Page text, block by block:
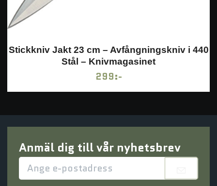
Stickkniv Jakt 23 cm – Avfångningskniv i 440
Stål – Knivmagasinet
299:-
Anmäl dig till vår nyhetsbrev